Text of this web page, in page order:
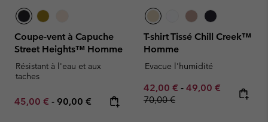
Coupe-vent à Capuche
Street Heights™ Homme
Résistant à l'eau et aux
taches
Minimum sale price:
45,00 € - Maximum price:
90,00 €
T-shirt Tissé Chill Creek™
Homme
Evacue l'humidité
Minimum sale price:
42,00 € - Maximum sale
49,00 € Regular
70,00 €